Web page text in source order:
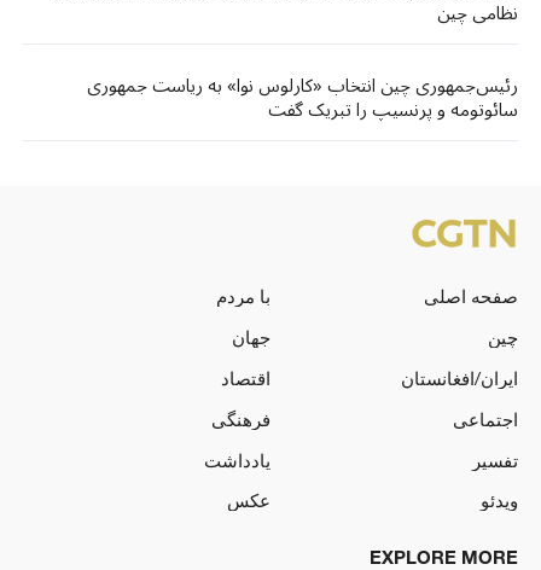
نظامی چین
رئیس‌جمهوری چین انتخاب «کارلوس نوا» به ریاست جمهوری
سائوتومه و پرنسیپ را تبریک گفت
صفحه اصلی
با مردم
چین
جهان
ایران/افغانستان
اقتصاد
اجتماعی
فرهنگی
تفسیر
یادداشت
ویدئو
عکس
EXPLORE MORE